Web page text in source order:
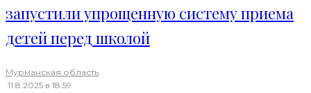
запустили упрощенную систему приема
детей перед школой
Мурманская область
·11.8.2025 в 18:59